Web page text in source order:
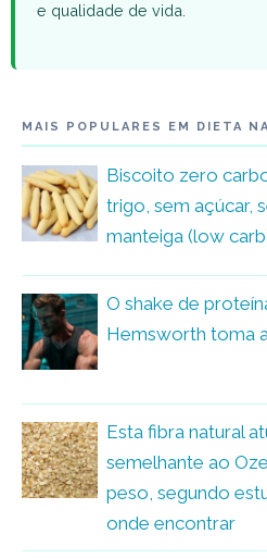
e qualidade de vida.
MAIS POPULARES EM DIETA
Biscoito zero
trigo, sem açúcar,
manteiga (low
O shake de
Hemsworth toma
Esta fibra natural
semelhante ao
peso, segundo
onde encontrar